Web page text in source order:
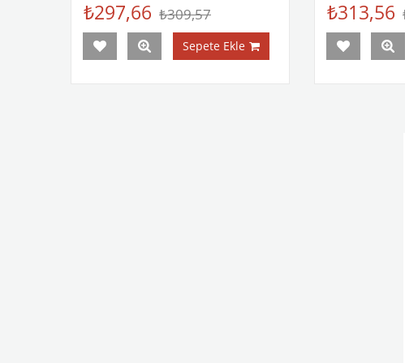
₺297,66 ₺309,57
Sepete Ekle
₺313,56